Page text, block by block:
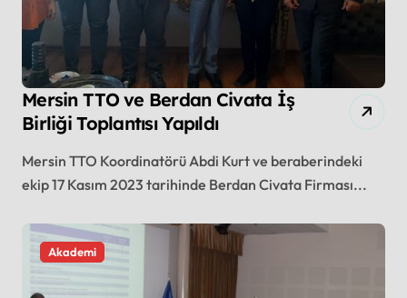
Mersin TTO ve Berdan Civata İş
Birliği Toplantısı Yapıldı
Mersin TTO Koordinatörü Abdi Kurt ve beraberindeki
ekip 17 Kasım 2023 tarihinde Berdan Civata Firması...
Akademi